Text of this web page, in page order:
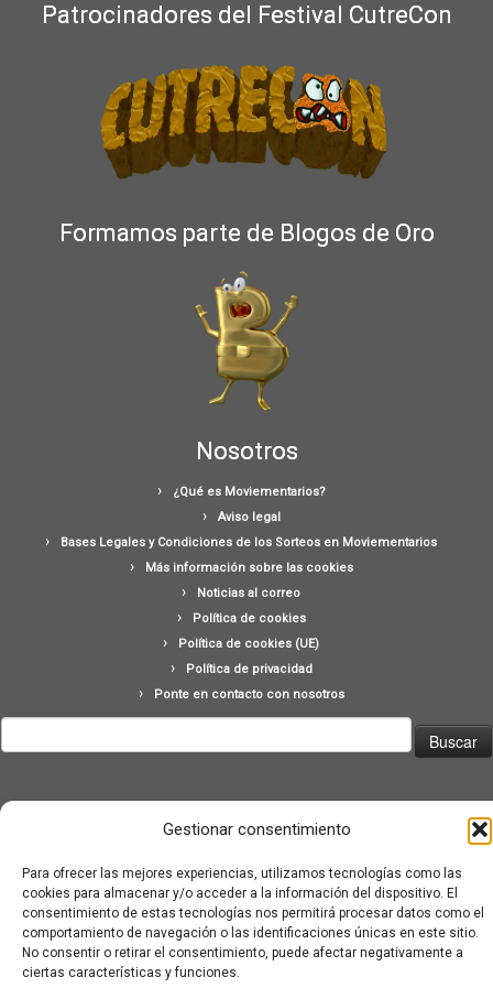
Gestionar consentimiento
Para ofrecer las mejores experiencias, utilizamos tecnologías como las
cookies para almacenar y/o acceder a la información del dispositivo. El
consentimiento de estas tecnologías nos permitirá procesar datos como el
comportamiento de navegación o las identificaciones únicas en este sitio.
No consentir o retirar el consentimiento, puede afectar negativamente a
ciertas características y funciones.
Patrocinadores del Festival CutreCon
Formamos parte de Blogos de Oro
Nosotros
¿Qué es Moviementarios?
Aviso legal
Bases Legales y Condiciones de los Sorteos en Moviementarios
Más información sobre las cookies
Noticias al correo
Política de cookies
Política de cookies (UE)
Política de privacidad
Ponte en contacto con nosotros
· © 2026 Moviementarios ·Funciona con
·
Diseñado con el
Tema Customizr